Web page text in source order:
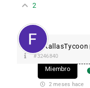
2
XallasTycoon
#3246840
Miembro
2 meses hace